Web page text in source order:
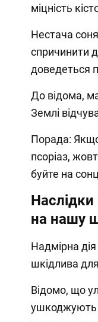
міцність
Нестача
спричинити
доведеться
До відома,
Землі
Порада:
псоріаз,
буйте на
Наслідки
на нашу
Надмірна
шкідлива
Відомо, що
ушкоджують